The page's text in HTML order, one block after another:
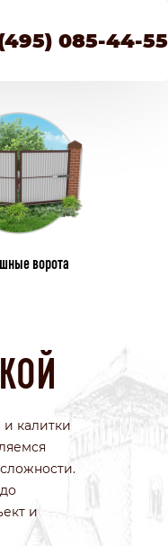
085-44-55
ворота
калитки
и